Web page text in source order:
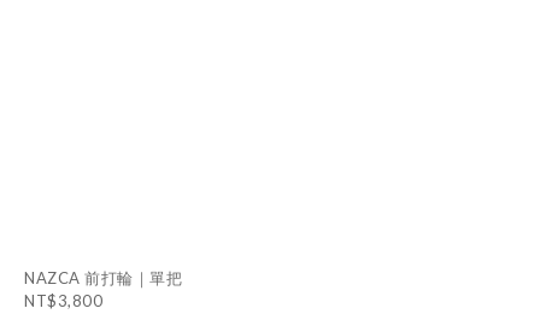
NAZCA 前打輪｜單把
NT$3,800